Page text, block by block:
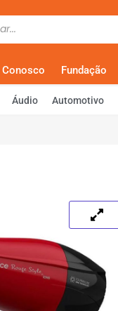
Conosco Fundação
Áudio Automotivo